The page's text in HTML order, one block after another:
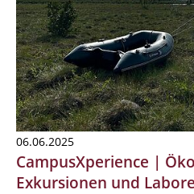
06.06.2025
CampusXperience |
Exkursionen und